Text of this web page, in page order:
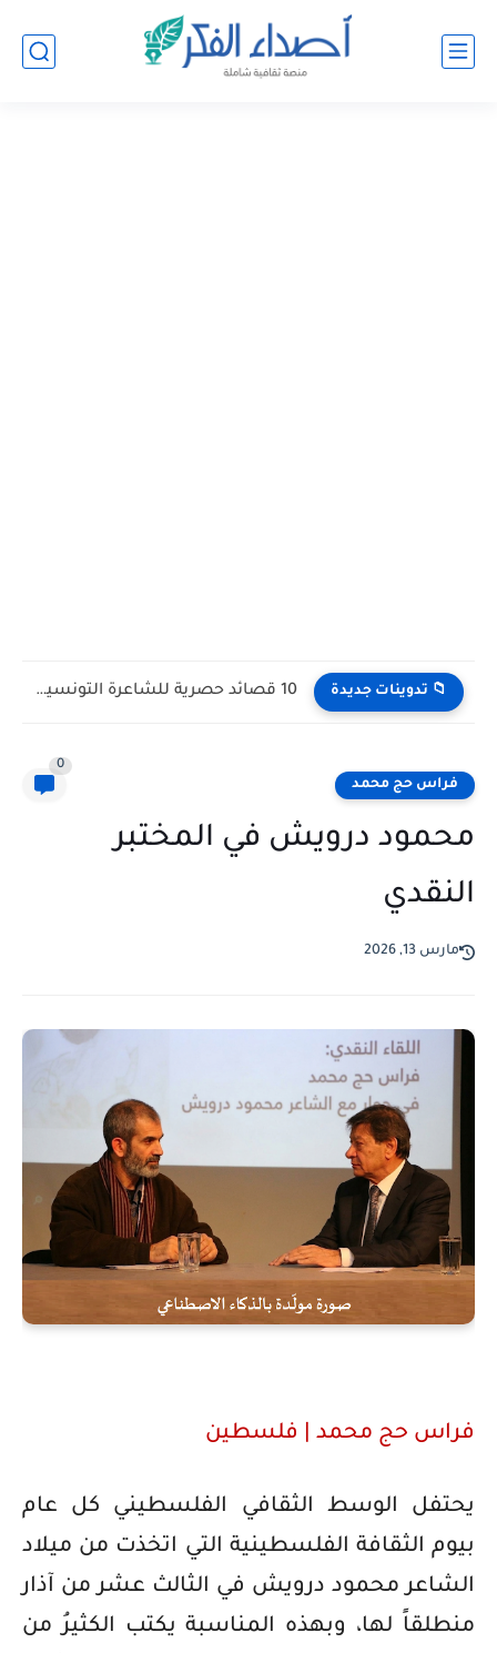
📁 تدوينات جديدة 10 قصائد حصرية للشاعرة التونسية أميرة فهري
فراس حج محمد
0
محمود درويش في المختبر
النقدي
مارس 13, 2026
فراس حج محمد | فلسطين
يحتفل الوسط الثقافي الفلسطيني كل عام
بيوم الثقافة الفلسطينية التي اتخذت من ميلاد
الشاعر محمود درويش في الثالث عشر من آذار
منطلقاً لها، وبهذه المناسبة يكتب الكثيرُ من